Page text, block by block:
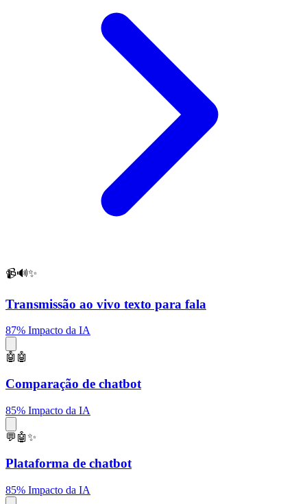
📹🔊✨
Transmissão ao vivo texto para fala
87% Impacto da IA
🤖🤖
Comparação de chatbot
85% Impacto da IA
💬🤖✨
Plataforma de chatbot
85% Impacto da IA